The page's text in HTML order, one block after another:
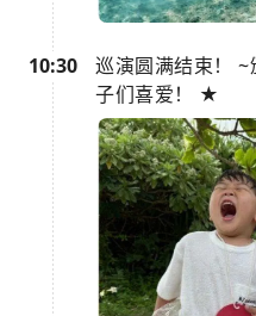
10:30
巡演圆满结束！
子们喜爱！ ★